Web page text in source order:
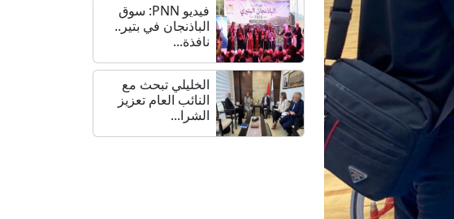
فيديو PNN: سوق
الباذنجان في بتير..
نافذة...
الخليلي تبحث مع
النائب العام تعزيز
الشرا...